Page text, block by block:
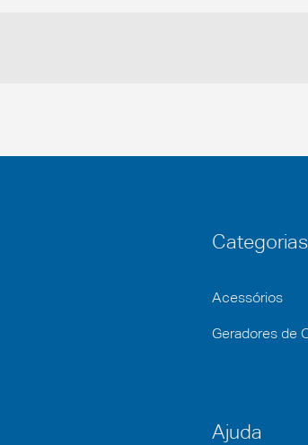
Categorias
Acessórios
Geradores de
Ajuda